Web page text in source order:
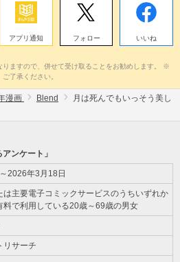
アプリ通知 フォロー いいね
ますので、併せて受け取ることをお勧めします。 ※
了承ください。
漫画 Blend
月は死んでもいっそう美し
ンケート」
2026年3月18日
は主要電子コミックサービスのうちいずれか
料で利用している20歳～69歳の男女
リサーチ